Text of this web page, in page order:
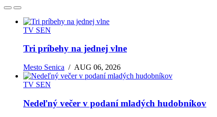
TV SEN
Tri príbehy na jednej vlne
Mesto Senica /AUG 06, 2026
TV SEN
Nedeľný večer v podaní mladých hudobníkov